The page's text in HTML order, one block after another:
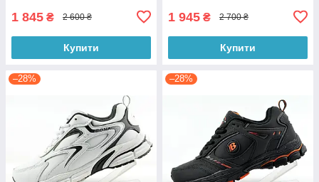
1 845 ₴ 2 600 ₴
Купити
1 945 ₴ 2 700 ₴
Купити
–28% –28%